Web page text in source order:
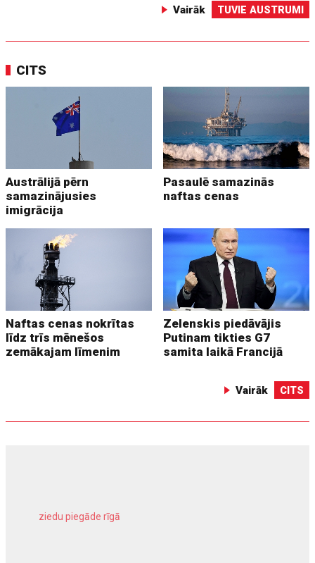
Vairāk TUVIE AUSTRUMI
CITS
Austrālijā pērn
samazinājusies
imigrācija
Pasaulē samazinās
naftas cenas
Naftas cenas nokrītas
līdz trīs mēnešos
zemākajam līmenim
Zelenskis piedāvājis
Putinam tikties G7
samita laikā Francijā
Vairāk CITS
ziedu piegāde rīgā